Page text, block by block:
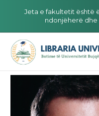
Jeta e fakultetit është
ndonjëherë dhe